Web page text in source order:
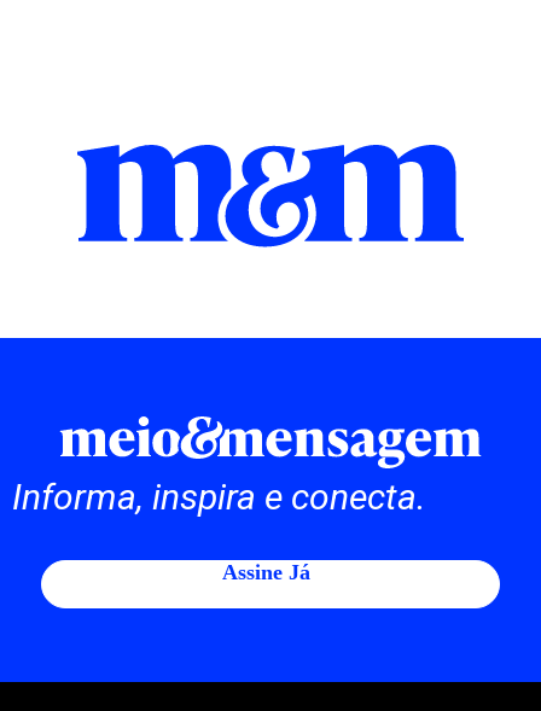
Informa, inspira e conecta.
Assine Já